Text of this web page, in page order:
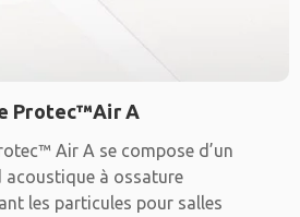
Protec™Air A
Air A se compose d’un
acoustique à ossature
les particules pour salles